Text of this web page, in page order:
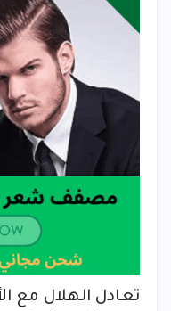
تعادل الهلال مع